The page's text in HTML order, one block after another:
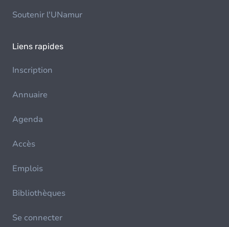
Soutenir l'UNamur
Liens rapides
Inscription
Annuaire
Agenda
Accès
Emplois
Bibliothèques
Se connecter